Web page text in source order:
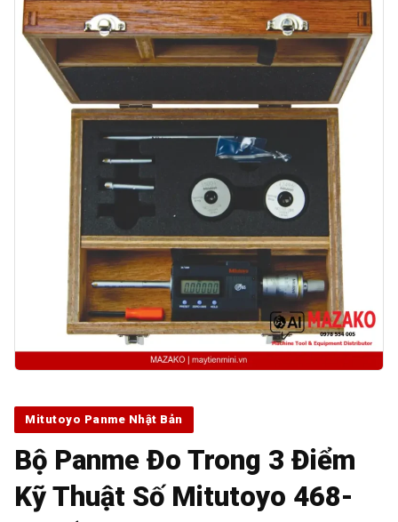
Mitutoyo Panme Nhật Bản
Bộ Panme Đo Trong 3 Điểm
Kỹ Thuật Số Mitutoyo 468-